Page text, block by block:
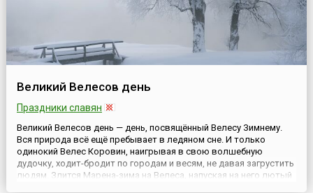
Великий Велесов день
Праздники славян
Великий Велесов день — день, посвящённый Велесу Зимнему.
Вся природа всё ещё пребывает в ледяном сне. И только
одинокий Велес Коровин, наигрывая в свою волшебную
дудочку, ходит-бродит по городам и весям, не давая загрустить
людям. Злится Марена-зима на Велеса, напуская на него лютый